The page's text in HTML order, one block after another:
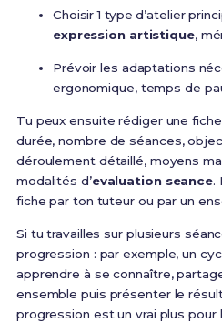
Choisir 1 type d’atelier
expression artistique,
Prévoir les adaptations
ergonomique, temps de
Tu peux ensuite rédiger une
durée, nombre de séances,
déroulement détaillé, moyens
modalités d’evaluation seance.
fiche par ton tuteur ou par un
Si tu travailles sur plusieurs
progression : par exemple, un
apprendre à se connaître,
ensemble puis présenter le
progression est un vrai plus pour